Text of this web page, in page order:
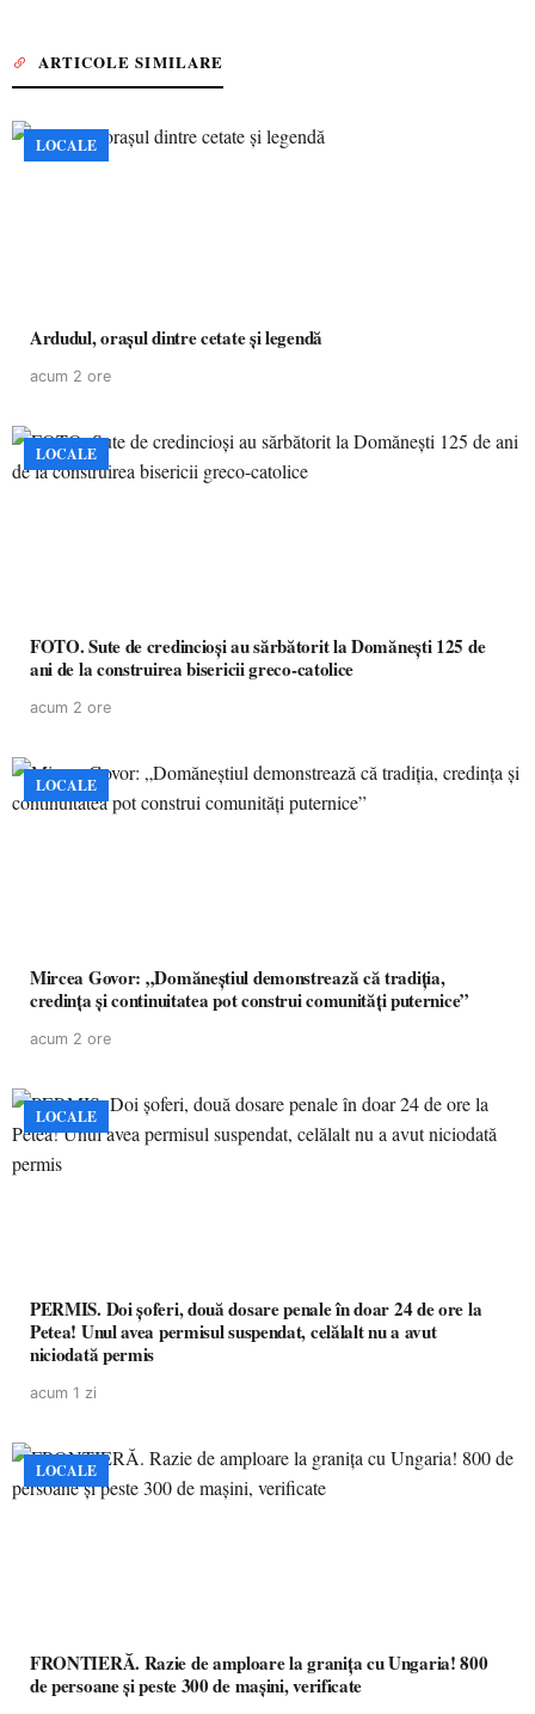
ARTICOLE SIMILARE
LOCALE
Ardudul, orașul dintre cetate și legendă
acum 2 ore
LOCALE
FOTO. Sute de credincioși au sărbătorit la Domănești 125 de
ani de la construirea bisericii greco-catolice
acum 2 ore
LOCALE
Mircea Govor: „Domăneștiul demonstrează că tradiția,
credința și continuitatea pot construi comunități puternice”
acum 2 ore
LOCALE
PERMIS. Doi șoferi, două dosare penale în doar 24 de ore la
Petea! Unul avea permisul suspendat, celălalt nu a avut
niciodată permis
acum 1 zi
LOCALE
FRONTIERĂ. Razie de amploare la granița cu Ungaria! 800
de persoane și peste 300 de mașini, verificate